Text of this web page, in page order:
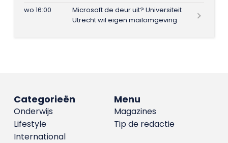
wo 16:00
Microsoft de deur uit? Universiteit
Utrecht wil eigen mailomgeving
Menu
Magazines
Tip de redactie
Categorieën
Onderwijs
Lifestyle
International